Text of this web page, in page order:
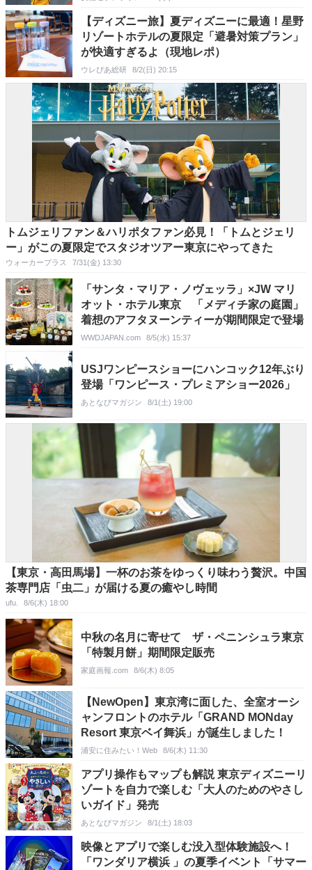
【ディズニー旅】夏ディズニーに最適！星野
リゾートホテルの夏限定「避暑対策プラン」
が快適すぎるよ（現地レポ）
ウレぴあ総研 8/2(日) 20:15
トムジェリファン＆ハリポタファン必見！「トムとジェリ
ー」がこの夏限定でスタジオツアー東京にやってきた
ウォーカープラス 7/31(金) 13:30
「サンタ・マリア・ノヴェッラ」×JW マリ
オット・ホテル東京 「メディチ家の庭園」
着想のアフタヌーンティーが期間限定で登場
WWDJAPAN.com 8/5(水) 15:37
USJワンピースショーにハンコック12年ぶり
登場「ワンピース・プレミアショー2026」
あとなびマガジン 8/1(土) 19:00
【東京・高田馬場】一杯のお茶をゆっくり味わう贅沢。中国
茶専門店「虫二」が届ける夏の癒やし時間
ufu. 8/6(木) 18:00
中秋の名月に寄せて ザ・ペニンシュラ東京
「特製月餅」期間限定販売
家庭画報.com 8/6(木) 8:05
【NewOpen】東京湾に面した、全室オーシ
ャンフロントのホテル「GRAND MONday
Resort 東京ベイ舞浜」が誕生しました！
浦安に住みたい！Web 8/6(木) 11:30
アプリ操作もマップも解説 東京ディズニーリ
ゾートを自力で楽しむ「大人のためのやさし
いガイド」発売
あとなびマガジン 8/1(土) 18:03
映像とアプリで楽しむ没入型体験施設へ！
「ワンダリア横浜 」の夏季イベント「サマー